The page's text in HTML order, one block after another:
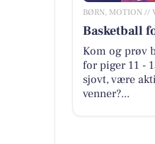
BØRN, MOTION //
Basketball
Kom og prøv
for piger 11 -
sjovt, være
venner?...